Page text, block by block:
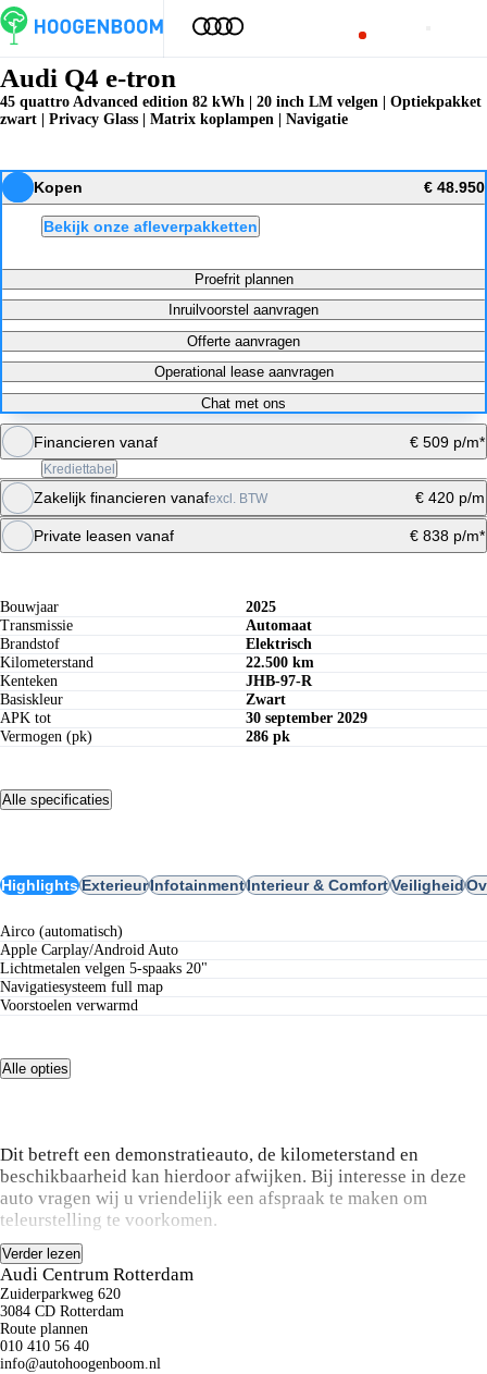
Audi Q4 e-tron
45 quattro Advanced edition 82 kWh | 20 inch LM velgen | Optiekpakket
zwart | Privacy Glass | Matrix koplampen | Navigatie
Kopen € 48.950
Bekijk onze afleverpakketten
Proefrit plannen
Inruilvoorstel aanvragen
Offerte aanvragen
Operational lease aanvragen
Chat met ons
Financieren vanaf € 509 p/m*
Krediettabel
Maandbedrag berekenen
Zakelijk financieren vanafexcl. BTW € 420 p/m
Maandbedrag berekenen
Private leasen vanaf € 838 p/m*
Specificaties
Bouwjaar
2025
Transmissie
Automaat
Brandstof
Elektrisch
Kilometerstand
22.500 km
Kenteken
JHB-97-R
Basiskleur
Zwart
APK tot
30 september 2029
Vermogen (pk)
286 pk
Alle specificaties
HighlightsExterieurInfotainmentInterieur & ComfortVeiligheid
airco (automatisch)
Apple Carplay/Android Auto
lichtmetalen velgen 5-spaaks 20"
navigatiesysteem full map
voorstoelen verwarmd
Alle opties
Dit betreft een demonstratieauto, de kilometerstand en
beschikbaarheid kan hierdoor afwijken. Bij interesse in deze
auto vragen wij u vriendelijk een afspraak te maken om
teleurstelling te voorkomen.
Verder lezen
Audi Centrum Rotterdam
Zuiderparkweg 620
3084 CD Rotterdam
Route plannen
010 410 56 40
info@autohoogenboom.nl